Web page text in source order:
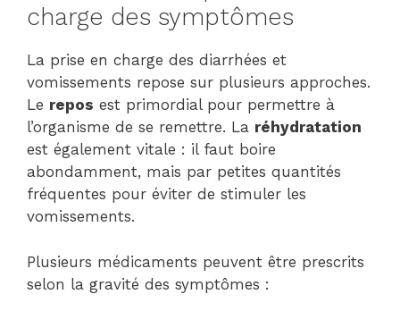
charge des symptômes
La prise en charge des diarrhées et
vomissements repose sur plusieurs approches.
Le repos est primordial pour permettre à
l’organisme de se remettre. La réhydratation
est également vitale : il faut boire
abondamment, mais par petites quantités
fréquentes pour éviter de stimuler les
vomissements.
Plusieurs médicaments peuvent être prescrits
selon la gravité des symptômes :